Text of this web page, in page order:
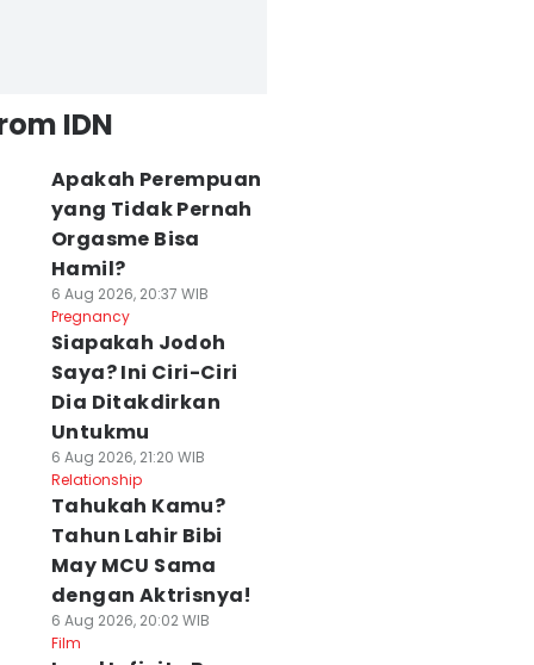
IDN
Apakah Perempuan
yang Tidak Pernah
Orgasme Bisa
Hamil?
6 Aug 2026, 20:37 WIB
Pregnancy
Siapakah Jodoh
Saya? Ini Ciri-Ciri
Dia Ditakdirkan
Untukmu
6 Aug 2026, 21:20 WIB
Relationship
Tahukah Kamu?
Tahun Lahir Bibi
May MCU Sama
dengan Aktrisnya!
6 Aug 2026, 20:02 WIB
Film